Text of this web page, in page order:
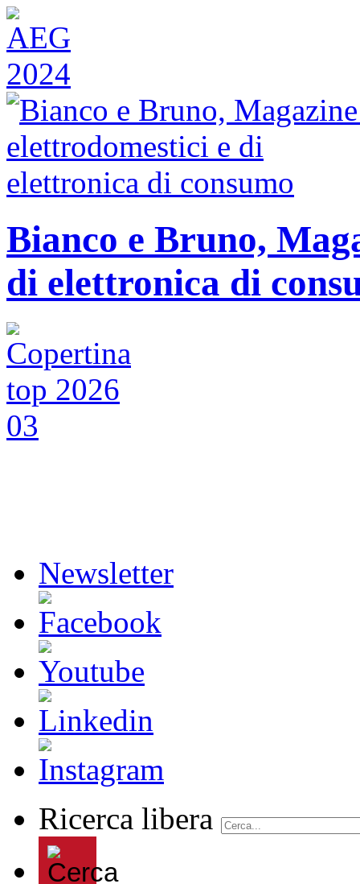
Bianco e Bruno,
di elettronica di
Newsletter
Ricerca libera